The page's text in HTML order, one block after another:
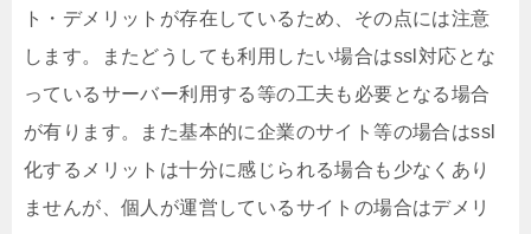
ト・デメリットが存在しているため、その点には注意
します。またどうしても利用したい場合はssl対応とな
っているサーバー利用する等の工夫も必要となる場合
が有ります。また基本的に企業のサイト等の場合はssl
化するメリットは十分に感じられる場合も少なくあり
ませんが、個人が運営しているサイトの場合はデメリ